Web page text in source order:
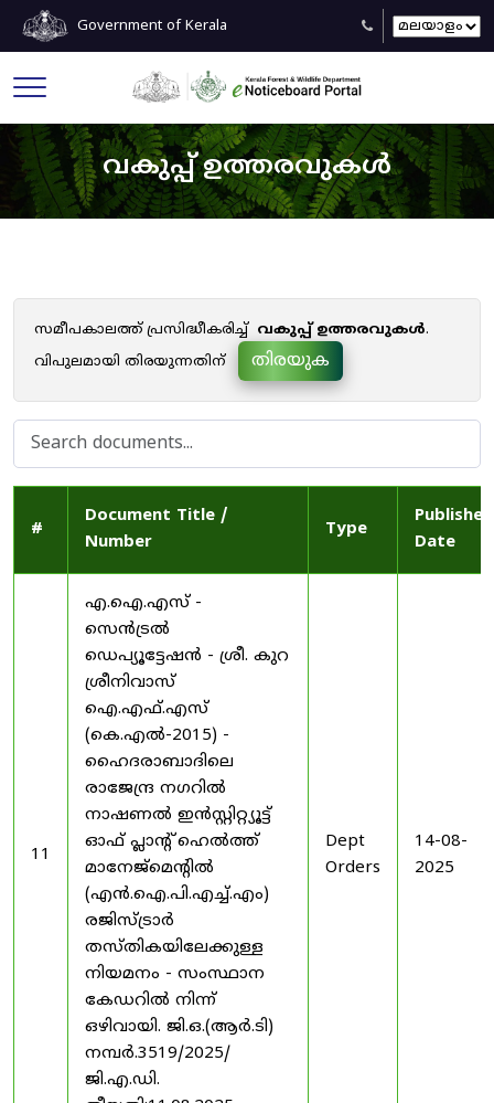
Government of Kerala
വകുപ്പ് ഉത്തരവുകൾ
സമീപകാലത്ത് പ്രസിദ്ധീകരിച്ച് വകുപ്പ് ഉത്തരവുകൾ.
വിപുലമായി തിരയുന്നതിന്
തിരയുക
#
Document Title /
Number
Type
Published
Date
11
എ.ഐ.എസ് -
സെൻട്രൽ
ഡെപ്യൂട്ടേഷൻ - ശ്രീ. കുറ
ശ്രീനിവാസ്
ഐ.എഫ്.എസ്
(കെ.എൽ-2015) -
ഹൈദരാബാദിലെ
രാജേന്ദ്ര നഗറിൽ
നാഷണൽ ഇൻസ്റ്റിറ്റ്യൂട്ട്
ഓഫ് പ്ലാന്റ് ഹെൽത്ത്
മാനേജ്‌മെന്റിൽ
(എൻ.ഐ.പി.എച്ച്.എം)
രജിസ്ട്രാർ
തസ്തികയിലേക്കുള്ള
നിയമനം - സംസ്ഥാന
കേഡറിൽ നിന്ന്
ഒഴിവായി. ജി.ഒ.(ആർ.ടി)
നമ്പർ.3519/2025/
ജി.എ.ഡി.
Dept
Orders
14-08-
2025